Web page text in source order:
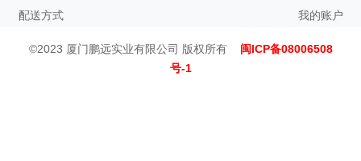
配送方式
我的账户
©2023 厦门鹏远实业有限公司 版权所有 闽ICP备08006508
号-1